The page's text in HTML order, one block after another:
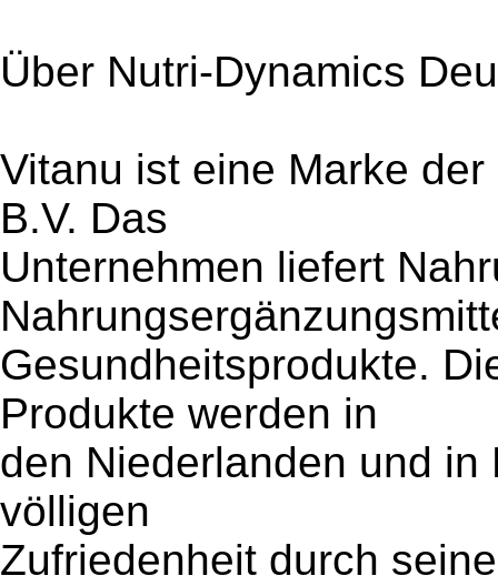
Über Nutri-Dynamics
Vitanu ist eine Marke
B.V. Das
Unternehmen liefert
Gesundheitsprodukte.
Produkte werden in
den Niederlanden und
völligen
Zufriedenheit durch